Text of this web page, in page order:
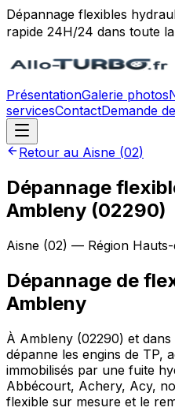
Dépannage flexibles
rapide 24H/24 dans toute
PrésentationGalerie photos
servicesContactDemande
Retour au Aisne (02)
Dépannage
Ambleny (02290)
Aisne (02) — Région
Dépannage de
Ambleny
À Ambleny (02290) et
dépanne les engins de TP,
immobilisés par une fuite
Abbécourt, Achery, Acy,
flexible sur mesure et le